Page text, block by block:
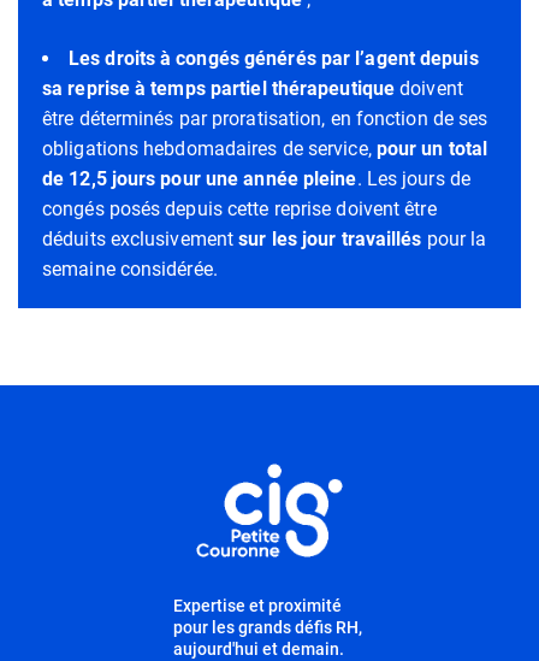
Les droits à congés générés par l’agent depuis
sa reprise à temps partiel thérapeutique doivent
être déterminés par proratisation, en fonction de ses
obligations hebdomadaires de service, pour un total
de 12,5 jours pour une année pleine. Les jours de
congés posés depuis cette reprise doivent être
déduits exclusivementsur les jour travaillés pour la
semaine considérée.
Expertise et proximité
pour les grands défis RH,
aujourd'hui et demain.